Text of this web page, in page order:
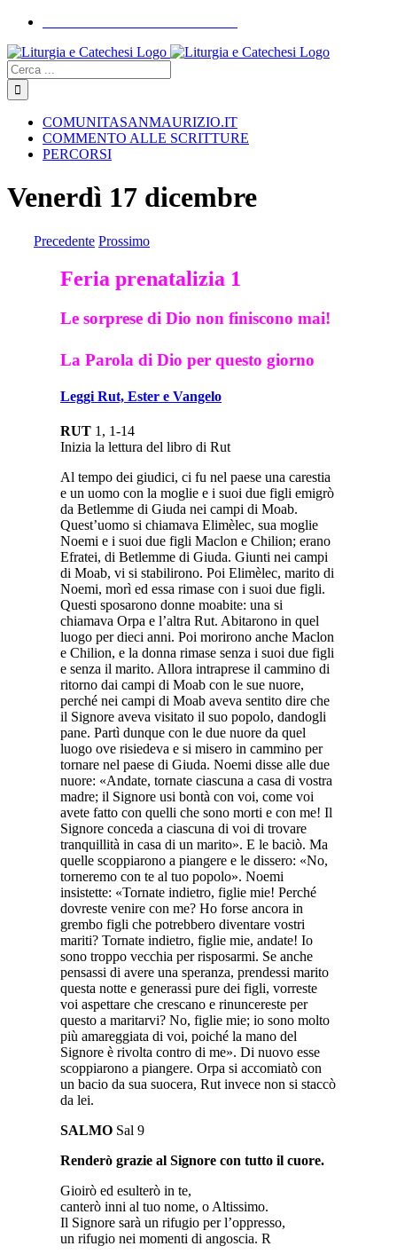
Skip
content
YouTube
Facebook
Instagram
Cerca
COMUNITASANMAURIZIO.IT
COMMENTO ALLE SCRITTURE
PERCORSI
Venerdì 17 dicembre
Precedente Prossimo
Feria prenatalizia 1
Le sorprese di Dio non finiscono mai!
La Parola di Dio per questo giorno
Leggi Rut, Ester e Vangelo
RUT 1, 1-14
Inizia la lettura del libro di Rut
Al tempo dei giudici, ci fu nel paese una carestia
e un uomo con la moglie e i suoi due figli emigrò
da Betlemme di Giuda nei campi di Moab.
Quest’uomo si chiamava Elimèlec, sua moglie
Noemi e i suoi due figli Maclon e Chilion; erano
Efratei, di Betlemme di Giuda. Giunti nei campi
di Moab, vi si stabilirono. Poi Elimèlec, marito di
Noemi, morì ed essa rimase con i suoi due figli.
Questi sposarono donne moabite: una si
chiamava Orpa e l’altra Rut. Abitarono in quel
luogo per dieci anni. Poi morirono anche Maclon
e Chilion, e la donna rimase senza i suoi due figli
e senza il marito. Allora intraprese il cammino di
ritorno dai campi di Moab con le sue nuore,
perché nei campi di Moab aveva sentito dire che
il Signore aveva visitato il suo popolo, dandogli
pane. Partì dunque con le due nuore da quel
luogo ove risiedeva e si misero in cammino per
tornare nel paese di Giuda. Noemi disse alle due
nuore: «Andate, tornate ciascuna a casa di vostra
madre; il Signore usi bontà con voi, come voi
avete fatto con quelli che sono morti e con me! Il
Signore conceda a ciascuna di voi di trovare
tranquillità in casa di un marito». E le baciò. Ma
quelle scoppiarono a piangere e le dissero: «No,
torneremo con te al tuo popolo». Noemi
insistette: «Tornate indietro, figlie mie! Perché
dovreste venire con me? Ho forse ancora in
grembo figli che potrebbero diventare vostri
mariti? Tornate indietro, figlie mie, andate! Io
sono troppo vecchia per risposarmi. Se anche
pensassi di avere una speranza, prendessi marito
questa notte e generassi pure dei figli, vorreste
voi aspettare che crescano e rinuncereste per
questo a maritarvi? No, figlie mie; io sono molto
più amareggiata di voi, poiché la mano del
Signore è rivolta contro di me». Di nuovo esse
scoppiarono a piangere. Orpa si accomiatò con
un bacio da sua suocera, Rut invece non si staccò
da lei.
SALMO Sal 9
Renderò grazie al Signore con tutto il cuore.
Gioirò ed esulterò in te,
canterò inni al tuo nome, o Altissimo.
Il Signore sarà un rifugio per l’oppresso,
un rifugio nei momenti di angoscia. R